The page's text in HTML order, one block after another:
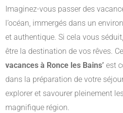
Imaginez-vous passer des
l’océan, immergés dans un
et authentique. Si cela vous
être la destination de vos rêves.
vacances à Ronce les Bains’ est
dans la préparation de votre
explorer et savourer pleinement
magnifique région.